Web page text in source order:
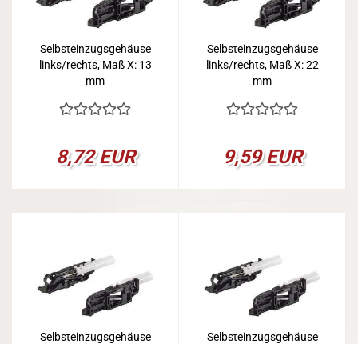
Selbsteinzugsgehäuse
links/rechts, Maß X: 13
mm
8,72 EUR
Selbsteinzugsgehäuse
links/rechts, Maß X: 22
mm
9,59 EUR
Selbsteinzugsgehäuse
Selbsteinzugsgehäuse